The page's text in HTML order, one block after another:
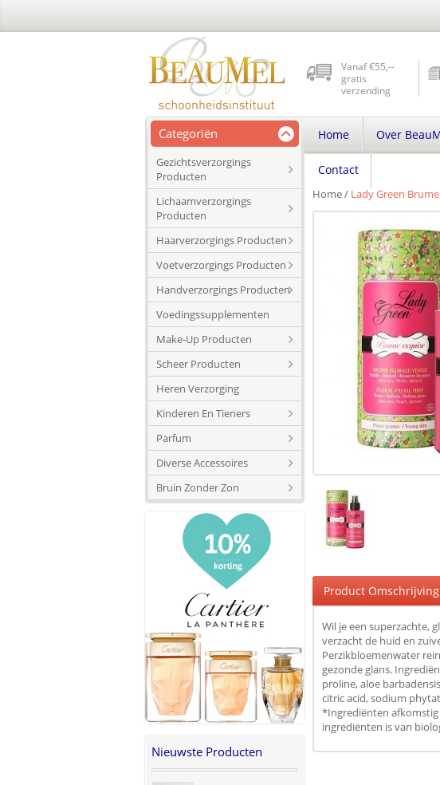
Vanaf €55,--
gratis
verzending
Categoriën
Gezichtsverzorgings
Producten
Lichaamverzorgings
Producten
Haarverzorgings Producten
Voetverzorgings Producten
Handverzorgings Producten
Voedingssupplementen
Make-Up Producten
Scheer Producten
Heren Verzorging
Kinderen En Tieners
Parfum
Diverse Accessoires
Bruin Zonder Zon
Home Over
Contact
Home/ Lady Green
Product Omschrijving
Wil je een superzachte,
verzacht de huid en
Perzikbloemenwater
gezonde glans.
proline, aloe
citric acid, sodium
*Ingrediënten afkomstig
ingrediënten is van
Nieuwste Producten